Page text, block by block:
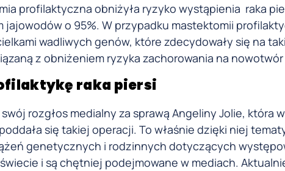
profilaktyczna obniżyła ryzyko wystąpienia raka
jajowodów o 95%. W przypadku mastektomii
wadliwych genów, które zdecydowały się na
z obniżeniem ryzyka zachorowania na nowotwór
raka piersi
swój rozgłos medialny za sprawą Angeliny Jolie, która
się takiej operacji. To właśnie dzięki niej
genetycznych i rodzinnych dotyczących
i są chętniej podejmowane w mediach.